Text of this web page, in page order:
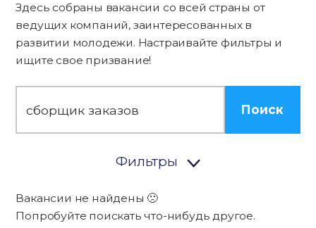
Здесь собраны вакансии со всей страны от
ведущих компаний, заинтересованных в
развитии молодежи. Настраивайте фильтры и
ищите свое призвание!
Поиск
Фильтры
Вакансии не найдены 🙁
Попробуйте поискать что-нибудь другое.